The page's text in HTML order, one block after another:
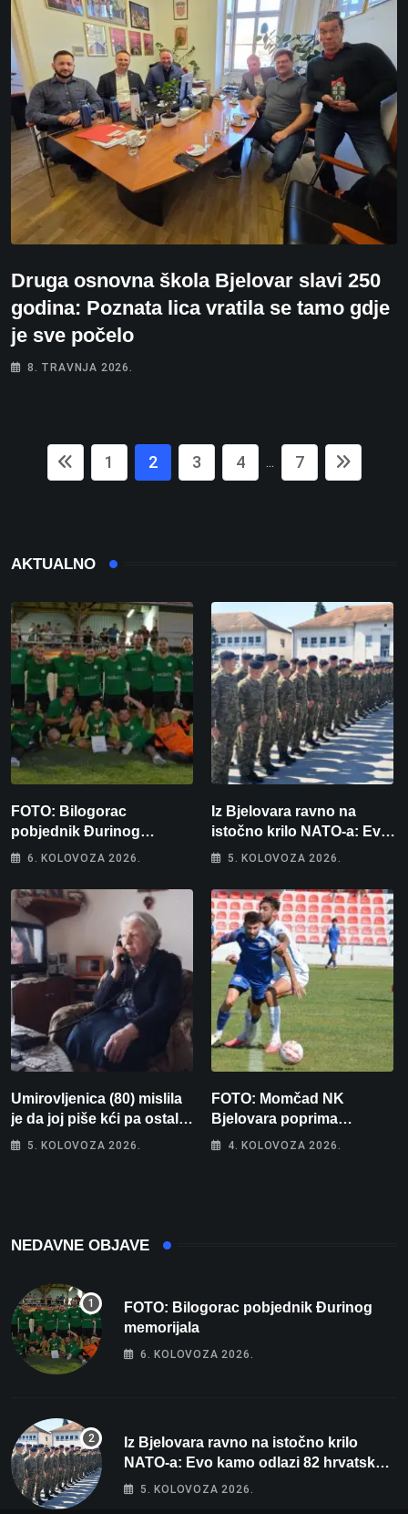
Druga osnovna škola Bjelovar slavi 250
godina: Poznata lica vratila se tamo gdje
je sve počelo
8. TRAVNJA 2026.
1 2 3 4 ... 7
AKTUALNO
FOTO: Bilogorac
pobjednik Đurinog
memorijala
6. KOLOVOZA 2026.
Iz Bjelovara ravno na
istočno krilo NATO-a: Evo
kamo odlazi 82 hrvatska
5. KOLOVOZA 2026.
Umirovljenica (80) mislila
je da joj piše kći pa ostala
bez 1000 eura
5. KOLOVOZA 2026.
FOTO: Momčad NK
Bjelovara poprima
jesenski izgled
4. KOLOVOZA 2026.
NEDAVNE OBJAVE
FOTO: Bilogorac pobjednik Đurinog
memorijala
6. KOLOVOZA 2026.
Iz Bjelovara ravno na istočno krilo
NATO-a: Evo kamo odlazi 82 hrvatska
vojnika i 6 vojnikinja
5. KOLOVOZA 2026.